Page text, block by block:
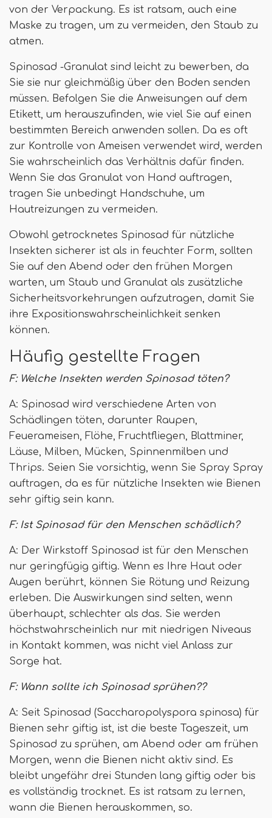
von der Verpackung. Es ist ratsam, auch eine
Maske zu tragen, um zu vermeiden, den Staub zu
atmen.
Spinosad -Granulat sind leicht zu bewerben, da
Sie sie nur gleichmäßig über den Boden senden
müssen. Befolgen Sie die Anweisungen auf dem
Etikett, um herauszufinden, wie viel Sie auf einen
bestimmten Bereich anwenden sollen. Da es oft
zur Kontrolle von Ameisen verwendet wird, werden
Sie wahrscheinlich das Verhältnis dafür finden.
Wenn Sie das Granulat von Hand auftragen,
tragen Sie unbedingt Handschuhe, um
Hautreizungen zu vermeiden.
Obwohl getrocknetes Spinosad für nützliche
Insekten sicherer ist als in feuchter Form, sollten
Sie auf den Abend oder den frühen Morgen
warten, um Staub und Granulat als zusätzliche
Sicherheitsvorkehrungen aufzutragen, damit Sie
ihre Expositionswahrscheinlichkeit senken
können.
Häufig gestellte Fragen
F: Welche Insekten werden Spinosad töten?
A: Spinosad wird verschiedene Arten von
Schädlingen töten, darunter Raupen,
Feuerameisen, Flöhe, Fruchtfliegen, Blattminer,
Läuse, Milben, Mücken, Spinnenmilben und
Thrips. Seien Sie vorsichtig, wenn Sie Spray Spray
auftragen, da es für nützliche Insekten wie Bienen
sehr giftig sein kann.
F: Ist Spinosad für den Menschen schädlich?
A: Der Wirkstoff Spinosad ist für den Menschen
nur geringfügig giftig. Wenn es Ihre Haut oder
Augen berührt, können Sie Rötung und Reizung
erleben. Die Auswirkungen sind selten, wenn
überhaupt, schlechter als das. Sie werden
höchstwahrscheinlich nur mit niedrigen Niveaus
in Kontakt kommen, was nicht viel Anlass zur
Sorge hat.
F: Wann sollte ich Spinosad sprühen??
A: Seit Spinosad (Saccharopolyspora spinosa) für
Bienen sehr giftig ist, ist die beste Tageszeit, um
Spinosad zu sprühen, am Abend oder am frühen
Morgen, wenn die Bienen nicht aktiv sind. Es
bleibt ungefähr drei Stunden lang giftig oder bis
es vollständig trocknet. Es ist ratsam zu lernen,
wann die Bienen herauskommen, so.